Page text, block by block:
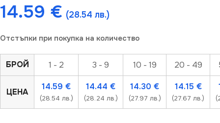
14.59 € (28.54 лв.)
Отстъпки при покупка на количество
БРОЙ 1 - 2 3 - 9 10 - 19 20 - 49
ЦЕНА
14.59 €
(28.54 лв.)
14.44 €
(28.24 лв.)
14.30 €
(27.97 лв.)
14.15 €
(27.67 лв.)